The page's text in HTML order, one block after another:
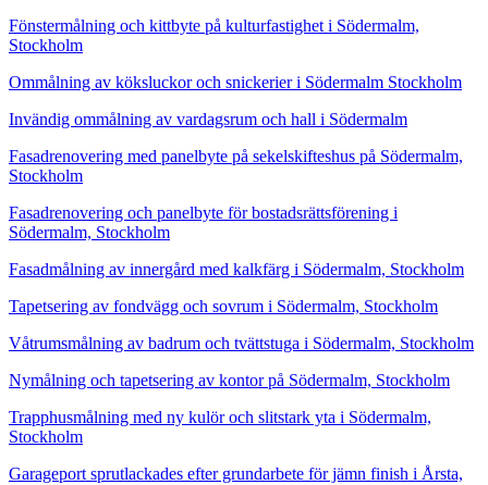
Fönstermålning och kittbyte på kulturfastighet i Södermalm,
Stockholm
Ommålning av köksluckor och snickerier i Södermalm Stockholm
Invändig ommålning av vardagsrum och hall i Södermalm
Fasadrenovering med panelbyte på sekelskifteshus på Södermalm,
Stockholm
Fasadrenovering och panelbyte för bostadsrättsförening i
Södermalm, Stockholm
Fasadmålning av innergård med kalkfärg i Södermalm, Stockholm
Tapetsering av fondvägg och sovrum i Södermalm, Stockholm
Våtrumsmålning av badrum och tvättstuga i Södermalm, Stockholm
Nymålning och tapetsering av kontor på Södermalm, Stockholm
Trapphusmålning med ny kulör och slitstark yta i Södermalm,
Stockholm
Garageport sprutlackades efter grundarbete för jämn finish i Årsta,